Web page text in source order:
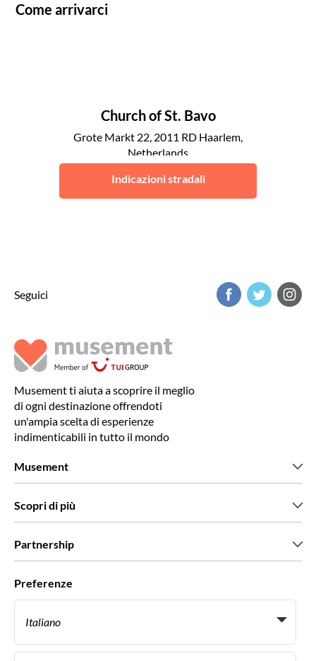
Come arrivarci
Church of St. Bavo
Grote Markt 22, 2011 RD Haarlem,
Netherlands
Haarlem
Indicazioni stradali
Seguici
Musement ti aiuta a scoprire il meglio
di ogni destinazione offrendoti
un'ampia scelta di esperienze
indimenticabili in tutto il mondo
Musement
Stampa
Green & Fair Experiences
Scopri di più
Tour personalizzati
Partnership
Diventa un nostro fornitore
Preferenze
Italiano
Italiano